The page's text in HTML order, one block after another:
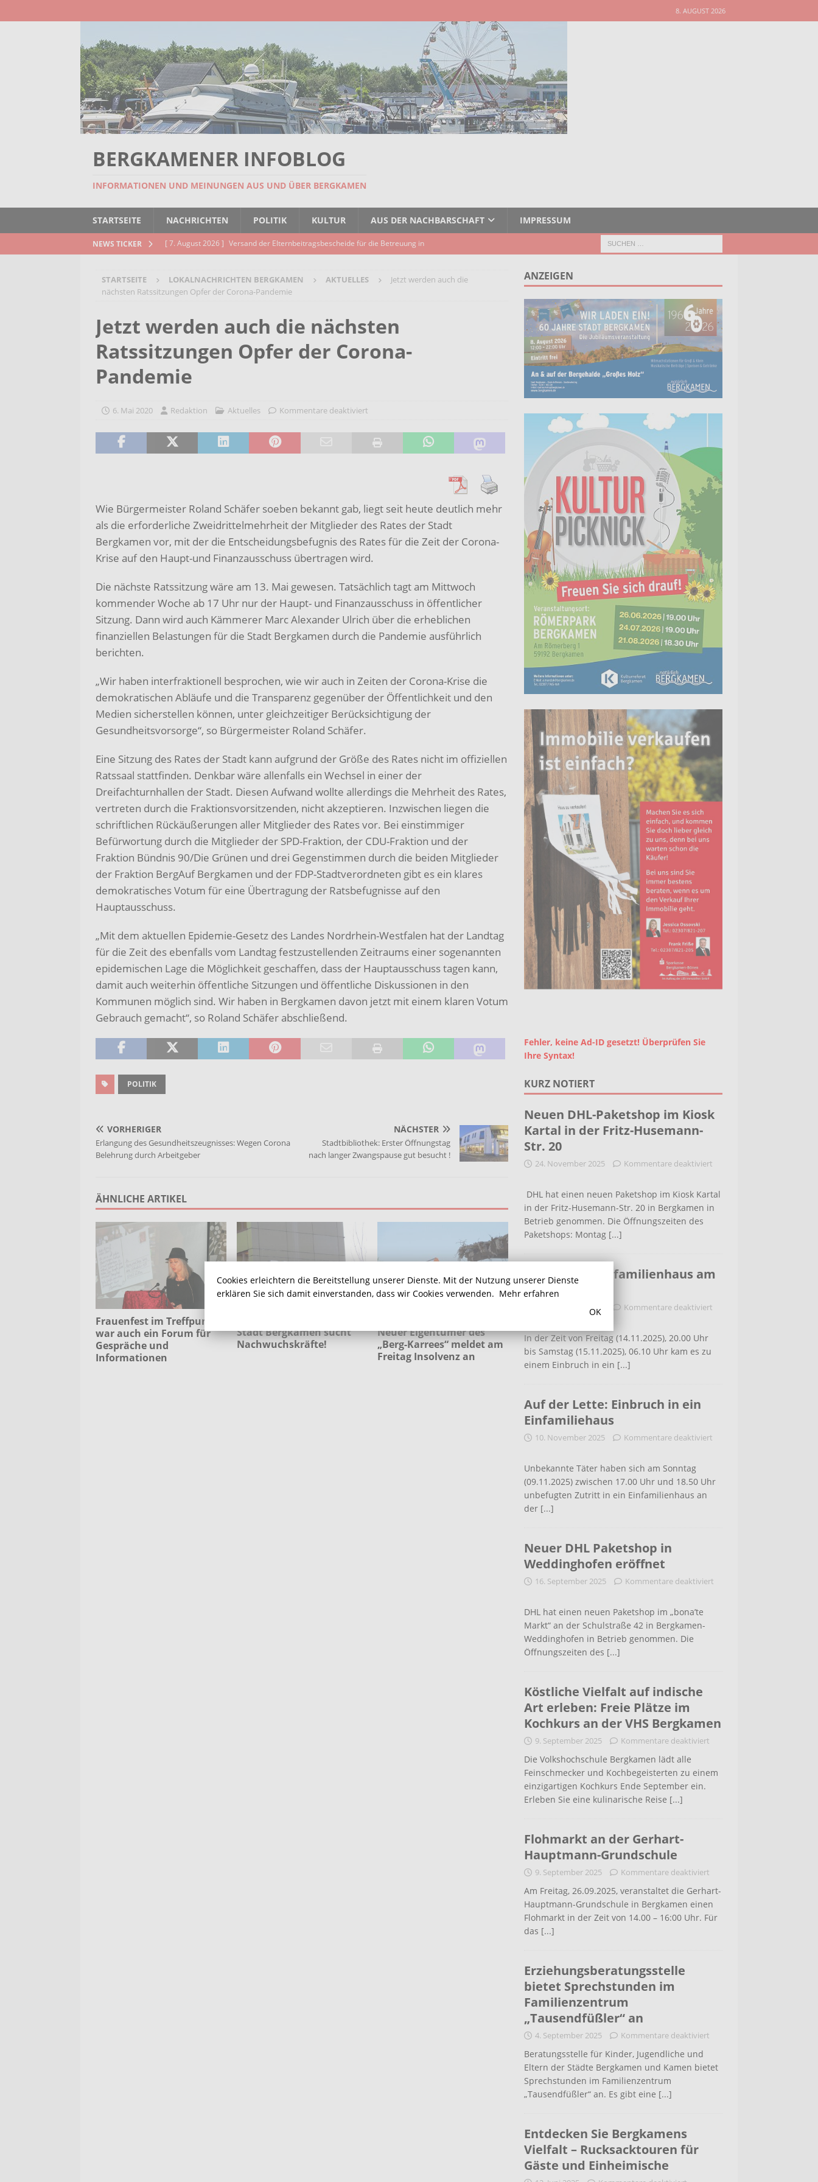
8. AUGUST 2026
BERGKAMENER INFOBLOG
INFORMATIONEN UND MEINUNGEN AUS UND ÜBER BERGKAMEN
STARTSEITE NACHRICHTEN POLITIK KULTUR AUS DER NACHBARSCHAFT IMPRESSUM
NEWS TICKER [ 7. August 2026 ] Versand der Elternbeitragsbescheide für die Betreuung in
[ 7. August 2026 ] Selbsthilfegruppe lädt zum gemeinsamen Singen ein!
AKTUELLES
Bergehalde „Großes Holz“
AKTUELLES
[ 6. August 2026 ] Pflege- und Wohnberatung im Gemeindebüro an der Christuskirche in Rünthe
AKTUELLES
Holzbildhauerei sichern!
AKTUELLES
STARTSEITE LOKALNACHRICHTEN BERGKAMEN AKTUELLES
Jetzt werden auch die
nächsten Ratssitzungen Opfer der Corona-Pandemie
Jetzt werden auch die nächsten
Ratssitzungen Opfer der Corona-
Pandemie
6. Mai 2020 Redaktion Aktuelles Kommentare deaktiviert
Wie Bürgermeister Roland Schäfer soeben bekannt gab, liegt seit heute deutlich mehr
als die erforderliche Zweidrittelmehrheit der Mitglieder des Rates der Stadt
Bergkamen vor, mit der die Entscheidungsbefugnis des Rates für die Zeit der Corona-
Krise auf den Haupt-und Finanzausschuss übertragen wird.
Die nächste Ratssitzung wäre am 13. Mai gewesen. Tatsächlich tagt am Mittwoch
kommender Woche ab 17 Uhr nur der Haupt- und Finanzausschuss in öffentlicher
Sitzung. Dann wird auch Kämmerer Marc Alexander Ulrich über die erheblichen
finanziellen Belastungen für die Stadt Bergkamen durch die Pandemie ausführlich
berichten.
„Wir haben interfraktionell besprochen, wie wir auch in Zeiten der Corona-Krise die
demokratischen Abläufe und die Transparenz gegenüber der Öffentlichkeit und den
Medien sicherstellen können, unter gleichzeitiger Berücksichtigung der
Gesundheitsvorsorge“, so Bürgermeister Roland Schäfer.
Eine Sitzung des Rates der Stadt kann aufgrund der Größe des Rates nicht im offiziellen
Ratssaal stattfinden. Denkbar wäre allenfalls ein Wechsel in einer der
Dreifachturnhallen der Stadt. Diesen Aufwand wollte allerdings die Mehrheit des Rates,
vertreten durch die Fraktionsvorsitzenden, nicht akzeptieren. Inzwischen liegen die
schriftlichen Rückäußerungen aller Mitglieder des Rates vor. Bei einstimmiger
Befürwortung durch die Mitglieder der SPD-Fraktion, der CDU-Fraktion und der
Fraktion Bündnis 90/Die Grünen und drei Gegenstimmen durch die beiden Mitglieder
der Fraktion BergAuf Bergkamen und der FDP-Stadtverordneten gibt es ein klares
demokratisches Votum für eine Übertragung der Ratsbefugnisse auf den
Hauptausschuss.
„Mit dem aktuellen Epidemie-Gesetz des Landes Nordrhein-Westfalen hat der Landtag
für die Zeit des ebenfalls vom Landtag festzustellenden Zeitraums einer sogenannten
epidemischen Lage die Möglichkeit geschaffen, dass der Hauptausschuss tagen kann,
damit auch weiterhin öffentliche Sitzungen und öffentliche Diskussionen in den
Kommunen möglich sind. Wir haben in Bergkamen davon jetzt mit einem klaren Votum
Gebrauch gemacht“, so Roland Schäfer abschließend.
POLITIK
VORHERIGER
Erlangung des Gesundheitszeugnisses: Wegen Corona
Belehrung durch Arbeitgeber
NÄCHSTER
Stadtbibliothek: Erster Öffnungstag
nach langer Zwangspause gut besucht !
ÄHNLICHE ARTIKEL
Frauenfest im Treffpunkt
war auch ein Forum für
Gespräche und
Informationen
Stadt Bergkamen sucht
Nachwuchskräfte!
Neuer Eigentümer des
„Berg-Karrees“ meldet am
Freitag Insolvenz an
ANZEIGEN
Fehler, keine Ad-ID gesetzt! Überprüfen Sie
Ihre Syntax!
KURZ NOTIERT
Neuen DHL-Paketshop im Kiosk
Kartal in der Fritz-Husemann-
Str. 20
24. November 2025 Kommentare deaktiviert
DHL hat einen neuen Paketshop im Kiosk Kartal
in der Fritz-Husemann-Str. 20 in Bergkamen in
Betrieb genommen. Die Öffnungszeiten des
Paketshops: Montag [...]
Einbruch in Einfamilienhaus am
Haldenweg
16. November 2025 Kommentare deaktiviert
In der Zeit von Freitag (14.11.2025), 20.00 Uhr
bis Samstag (15.11.2025), 06.10 Uhr kam es zu
einem Einbruch in ein [...]
Auf der Lette: Einbruch in ein
Einfamiliehaus
10. November 2025 Kommentare deaktiviert
Unbekannte Täter haben sich am Sonntag
(09.11.2025) zwischen 17.00 Uhr und 18.50 Uhr
unbefugten Zutritt in ein Einfamilienhaus an
der [...]
Neuer DHL Paketshop in
Weddinghofen eröffnet
16. September 2025 Kommentare deaktiviert
DHL hat einen neuen Paketshop im „bona’te
Markt“ an der Schulstraße 42 in Bergkamen-
Weddinghofen in Betrieb genommen. Die
Öffnungszeiten des [...]
Köstliche Vielfalt auf indische
Art erleben: Freie Plätze im
Kochkurs an der VHS Bergkamen
9. September 2025 Kommentare deaktiviert
Die Volkshochschule Bergkamen lädt alle
Feinschmecker und Kochbegeisterten zu einem
einzigartigen Kochkurs Ende September ein.
Erleben Sie eine kulinarische Reise [...]
Flohmarkt an der Gerhart-
Hauptmann-Grundschule
9. September 2025 Kommentare deaktiviert
Am Freitag, 26.09.2025, veranstaltet die Gerhart-
Hauptmann-Grundschule in Bergkamen einen
Flohmarkt in der Zeit von 14.00 – 16:00 Uhr. Für
das [...]
Erziehungsberatungsstelle
bietet Sprechstunden im
Familienzentrum
„Tausendfüßler“ an
4. September 2025 Kommentare deaktiviert
Beratungsstelle für Kinder, Jugendliche und
Eltern der Städte Bergkamen und Kamen bietet
Sprechstunden im Familienzentrum
„Tausendfüßler“ an. Es gibt eine [...]
Entdecken Sie Bergkamens
Vielfalt – Rucksacktouren für
Gäste und Einheimische
Cookies erleichtern die Bereitstellung unserer Dienste. Mit der Nutzung unserer Dienste
erklären Sie sich damit einverstanden, dass wir Cookies verwenden. Mehr erfahren
OK